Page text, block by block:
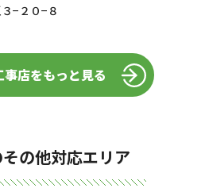
−２０−８
店をもっと見る
の他対応エリア